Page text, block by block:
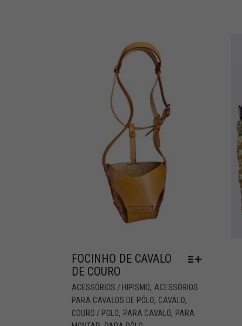
FOCINHO DE CAVALO
DE COURO
ACESSÓRIOS / HIPISMO, ACESSÓRIOS
PARA CAVALOS DE PÓLO, CAVALO,
COURO / POLO, PARA CAVALO, PARA